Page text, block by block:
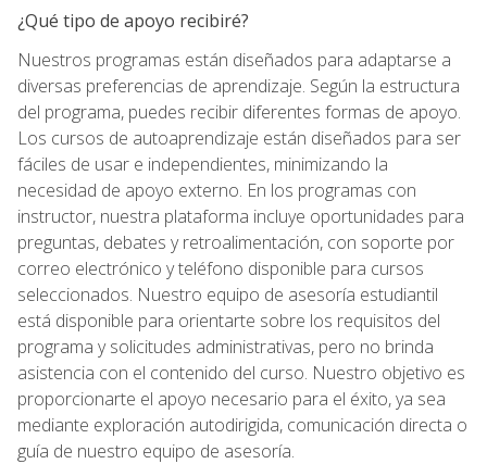
¿Qué tipo de apoyo recibiré?
Nuestros programas están diseñados para adaptarse a
diversas preferencias de aprendizaje. Según la estructura
del programa, puedes recibir diferentes formas de apoyo.
Los cursos de autoaprendizaje están diseñados para ser
fáciles de usar e independientes, minimizando la
necesidad de apoyo externo. En los programas con
instructor, nuestra plataforma incluye oportunidades para
preguntas, debates y retroalimentación, con soporte por
correo electrónico y teléfono disponible para cursos
seleccionados. Nuestro equipo de asesoría estudiantil
está disponible para orientarte sobre los requisitos del
programa y solicitudes administrativas, pero no brinda
asistencia con el contenido del curso. Nuestro objetivo es
proporcionarte el apoyo necesario para el éxito, ya sea
mediante exploración autodirigida, comunicación directa o
guía de nuestro equipo de asesoría.